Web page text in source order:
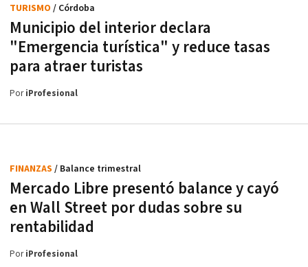
Municipio del interior declara
"Emergencia turística" y reduce tasas
para atraer turistas
TURISMO / Córdoba
PoriProfesional
Mercado Libre presentó balance y cayó
en Wall Street por dudas sobre su
rentabilidad
FINANZAS / Balance trimestral
PoriProfesional